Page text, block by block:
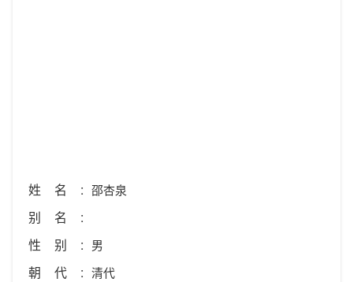
姓名: 邵杏泉
别名:
性别: 男
朝代: 清代